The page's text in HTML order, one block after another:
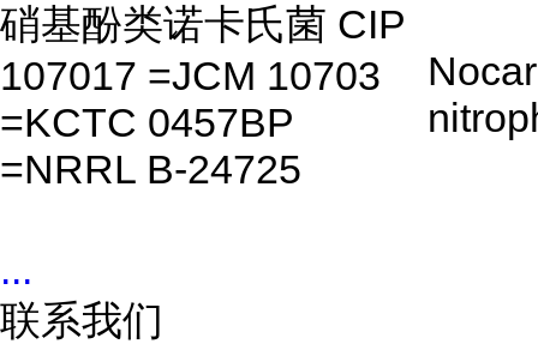
硝基酚类诺卡氏菌 CIP
107017 =JCM 10703
=KCTC 0457BP
=NRRL B-24725
...
联系我们